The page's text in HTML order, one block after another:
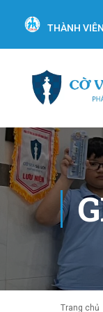
THÀNH
Trang chủ